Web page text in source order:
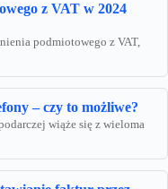
z VAT w 2024
podmiotowego z VAT,
– czy to możliwe?
wiąże się z wieloma